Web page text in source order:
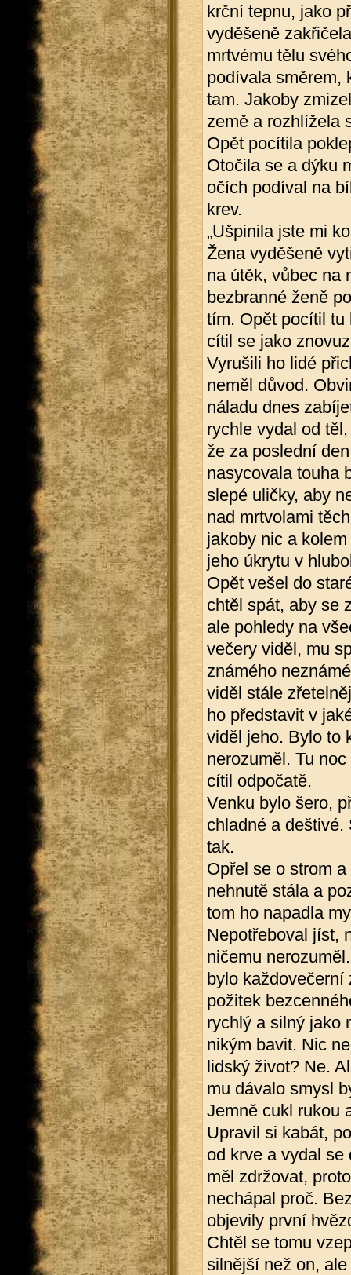
krční tepnu, jako
vyděšeně
mrtvému tělu
podívala směrem,
tam. Jakoby
země a rozhlížela
Opět pocítila
Otočila se a dýku
očích podíval na
krev.
„Ušpinila jste mi
Žena vyděšeně
na útěk, vůbec na
bezbranné ženě
tím. Opět pocítil tu
cítil se jako
Vyrušili ho lidé
neměl důvod.
náladu dnes
rychle vydal od
že za poslední
nasycovala touha
slepé uličky, aby
nad mrtvolami
jakoby nic a
jeho úkrytu v
Opět vešel do
chtěl spát, aby se
ale pohledy na
večery viděl, mu
známého
viděl stále
ho představit v
viděl jeho. Bylo to
nerozuměl. Tu
cítil odpočatě.
Venku bylo šero,
chladné a deštivé.
tak.
Opřel se o strom
nehnutě stála a
tom ho napadla
Nepotřeboval jíst,
ničemu
bylo
požitek
rychlý a silný jako
nikým bavit. Nic
lidský život? Ne.
mu dávalo smysl
Jemně cukl rukou
Upravil si kabát,
od krve a vydal se
měl zdržovat,
nechápal proč.
objevily první
Chtěl se tomu
silnější než on,